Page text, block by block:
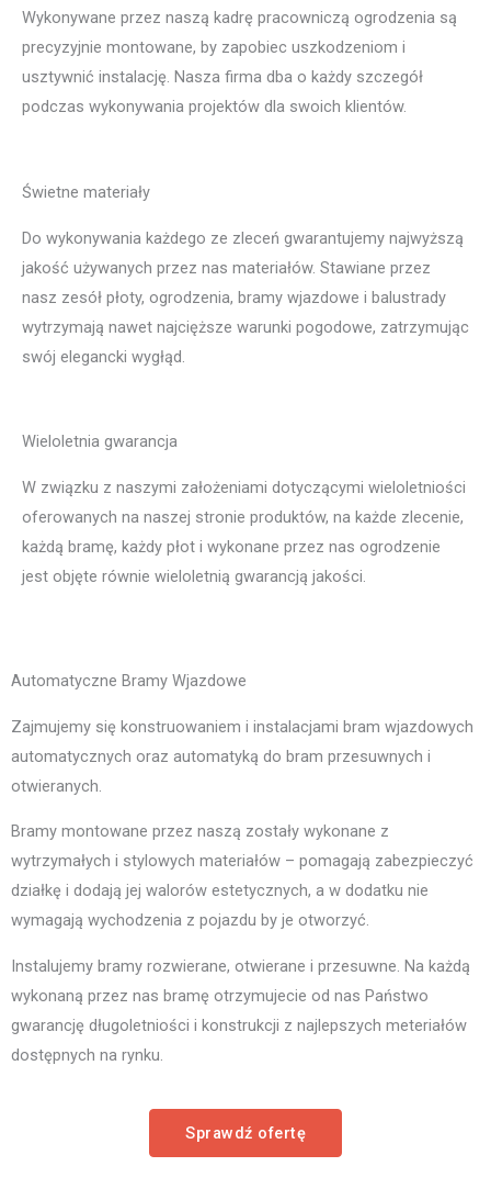
Wykonywane przez naszą kadrę pracowniczą ogrodzenia są
precyzyjnie montowane, by zapobiec uszkodzeniom i
usztywnić instalację. Nasza firma dba o każdy szczegół
podczas wykonywania projektów dla swoich klientów.
Świetne materiały
Do wykonywania każdego ze zleceń gwarantujemy najwyższą
jakość używanych przez nas materiałów. Stawiane przez
nasz zesół płoty, ogrodzenia, bramy wjazdowe i balustrady
wytrzymają nawet najcięższe warunki pogodowe, zatrzymując
swój elegancki wygłąd.
Wieloletnia gwarancja
W związku z naszymi założeniami dotyczącymi wieloletniości
oferowanych na naszej stronie produktów, na każde zlecenie,
każdą bramę, każdy płot i wykonane przez nas ogrodzenie
jest objęte równie wieloletnią gwarancją jakości.
Automatyczne Bramy Wjazdowe
Zajmujemy się konstruowaniem i instalacjami bram wjazdowych
automatycznych oraz automatyką do bram przesuwnych i
otwieranych.
Bramy montowane przez naszą zostały wykonane z
wytrzymałych i stylowych materiałów – pomagają zabezpieczyć
działkę i dodają jej walorów estetycznych, a w dodatku nie
wymagają wychodzenia z pojazdu by je otworzyć.
Instalujemy bramy rozwierane, otwierane i przesuwne. Na każdą
wykonaną przez nas bramę otrzymujecie od nas Państwo
gwarancję długoletniości i konstrukcji z najlepszych meteriałów
dostępnych na rynku.
Sprawdź ofertę